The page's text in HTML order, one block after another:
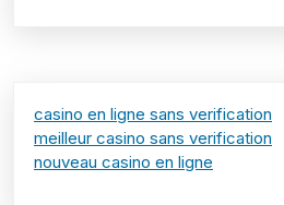
casino en ligne sans verification
meilleur casino sans verification
nouveau casino en ligne